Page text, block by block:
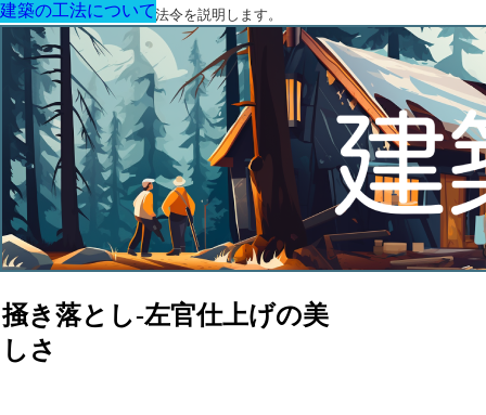
建築に関する用語と関連法令を説明します。
掻き落とし-左官仕上げの美
しさ
建築の工法について
建築の工法について
建築の工法について
建築の工法について
建築の工法について
建築の工法について
建築の工法について